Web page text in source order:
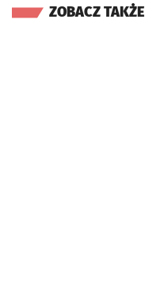
ZOBACZ TAKŻE